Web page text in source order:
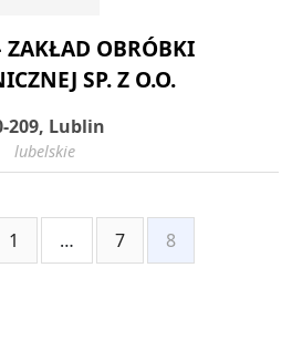
ZAKŁAD OBRÓBKI
SP. Z O.O.
209, Lublin
lubelskie
1 … 7 8